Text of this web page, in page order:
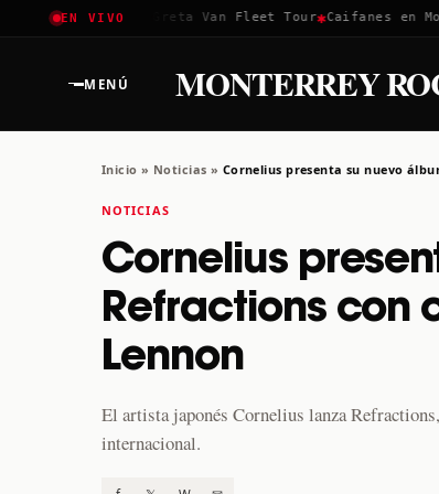
EN VIVO
Coachella 2026✱ Greta Van Fleet Tour✱Caifanes en
MENÚ MONTERREY
Inicio » Noticias » Cornelius presenta su nuevo
NOTICIAS
Cornelius
Refractions con
Lennon
El artista japonés Cornelius lanza
internacional.